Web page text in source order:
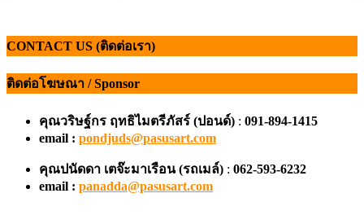
CONTACT US (ติดต่อเรา)
ติดต่อโฆษณา / Sponsor
คุณวริษฐ์กร ฤทธิไมตรีภัสร์ (ปอนด์) : 091-894-1415
email : pondjuds@pasusart.com
คุณปนัดดา เตจ๊ะมาเรือน (รถเมล์) : 062-593-6232
email : panadda@pasusart.com